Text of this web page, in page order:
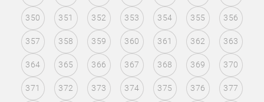
350 351 352 353 354 355 356
357 358 359 360 361 362 363
364 365 366 367 368 369 370
371 372 373 374 375 376 377